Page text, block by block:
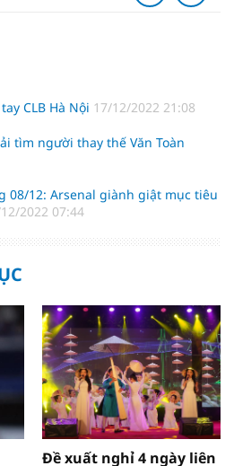
CLB Hà Nội 17/12/2022 21:08
tìm người thay thế Văn Toàn
08/12: Arsenal giành giật mục tiêu
2022 07:44
Đề xuất nghỉ 4 ngày liên